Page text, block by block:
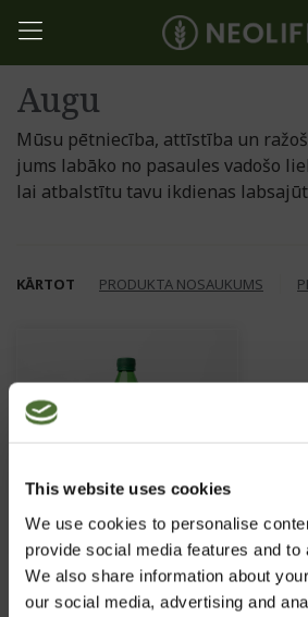
This website uses cookies
We use cookies to personalise
provide social media features and to
We also share information about
our social media, advertising and
Augu
Mūsu pētniecība, attīstība un
jums labāko no pasaules vadošo
lai atbalstītu tavu ikdienas
KĀRTOT PRODUKTA NOSAUKUMS
Aloe Vera Plus, Alvejas
dzēriens